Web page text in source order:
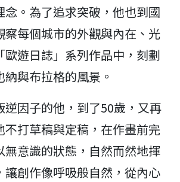
念。為了追求突破，他也到國
察每個城市的外觀與內在、光
歐遊日誌」系列作品中，刻劃
與布拉格的風景。
逆因子的他，到了50歲，又再
不打草稿與定稿，在作畫前完
無意識的狀態，自然而然地揮
讓創作像呼吸般自然，從內心